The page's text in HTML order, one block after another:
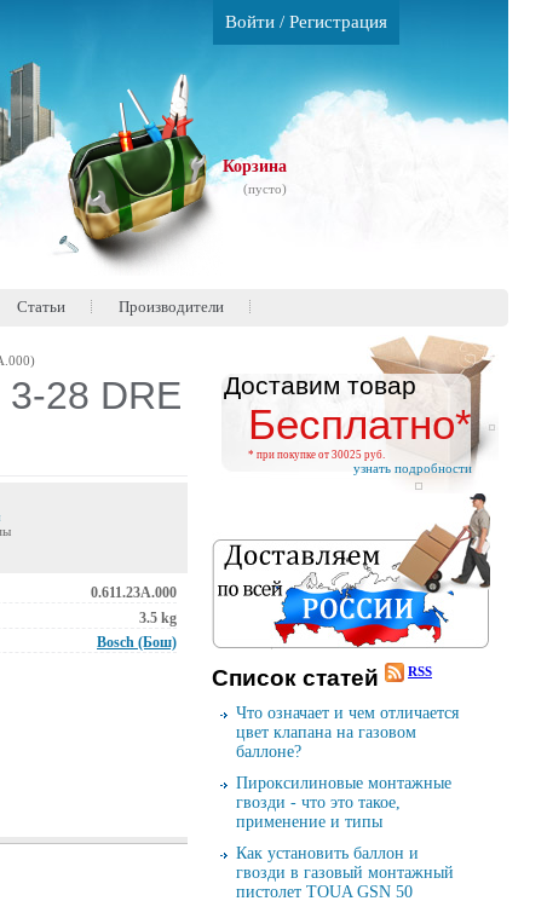
Войти /Регистрация
Корзина
(пусто)
Статьи Производители
28 DRE
0.611.23A.000
3.5 kg
Bosch (Бош)
Доставим товар
Бесплатно*
* при покупке от 30025 руб.
узнать подробности
Cписок cтатей RSS
Что означает и чем отличается
цвет клапана на газовом
баллоне?
Пироксилиновые монтажные
гвозди - что это такое,
применение и типы
Как установить баллон и
гвозди в газовый монтажный
пистолет TOUA GSN 50